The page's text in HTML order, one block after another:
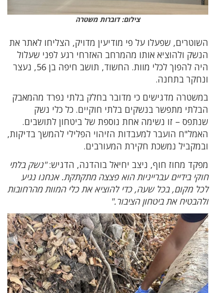
צילום: דוברות משטרה
השוטרים, שפעלו על פי מודיעין מדויק, הצליחו לאתר את
הנשק ולהוציא אותו מהמרחב האזרחי רגע לפני שעלול
היה להפוך לכלי מוות. החשוד, תושב חיפה בן 56, נעצר
ונחקר בתחנה.
במשטרה מדגישים כי מדובר בחלק בלתי נפרד מהמאבק
הבלתי מתפשר בנשקים בלתי חוקיים. כל כלי נשק
שנתפס – זו נשימה אחת נוספת של ביטחון לתושבים.
האמל"ח הועבר למעבדות הזיהוי הפלילי להמשך בדיקות,
ובמקביל נמשכת חקירת המעורבים.
מפקד מחוז חוף, ניצב יחיאל בוהדנה, הדגיש:"נשק בלתי
חוקי בידיים עברייניות הוא פצצה מתקתקת. אנחנו נגיע
לכל מקום, בכל שעה, כדי להוציא את כלי המוות מהרחובות
ולהבטיח את ביטחון הציבור."